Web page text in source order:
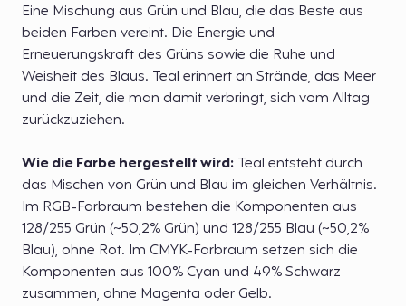
Eine Mischung aus Grün und Blau, die das Beste aus
beiden Farben vereint. Die Energie und
Erneuerungskraft des Grüns sowie die Ruhe und
Weisheit des Blaus. Teal erinnert an Strände, das Meer
und die Zeit, die man damit verbringt, sich vom Alltag
zurückzuziehen.
Wie die Farbe hergestellt wird: Teal entsteht durch
das Mischen von Grün und Blau im gleichen Verhältnis.
Im RGB-Farbraum bestehen die Komponenten aus
128/255 Grün (~50,2% Grün) und 128/255 Blau (~50,2%
Blau), ohne Rot. Im CMYK-Farbraum setzen sich die
Komponenten aus 100% Cyan und 49% Schwarz
zusammen, ohne Magenta oder Gelb.